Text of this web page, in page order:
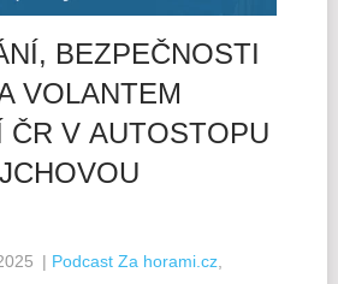
BEZPEČNOSTI
VOLANTEM
ČR V AUTOSTOPU
| Podcast Za horami.cz